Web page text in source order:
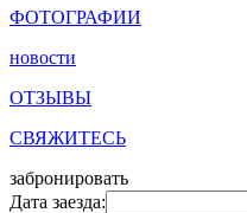
ФОТОГРАФИИ
новости
ОТЗЫВЫ
СВЯЖИТЕСЬ
забронировать
Дата заезда: